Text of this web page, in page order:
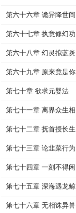
第六十六章 诡异降世间
第六十七章 执意修幻功
第六十八章 幻灵拟蓝炎
第六十九章 原来竟是你
第七十章 欲求元婴法
第七十一章 离界众生相
第七十二章 抚首授长生
第七十三章 论韭菜行为
第七十四章 一刻不得闲
第七十五章 深海遇龙鲸
第七十六章 无相诛异兽